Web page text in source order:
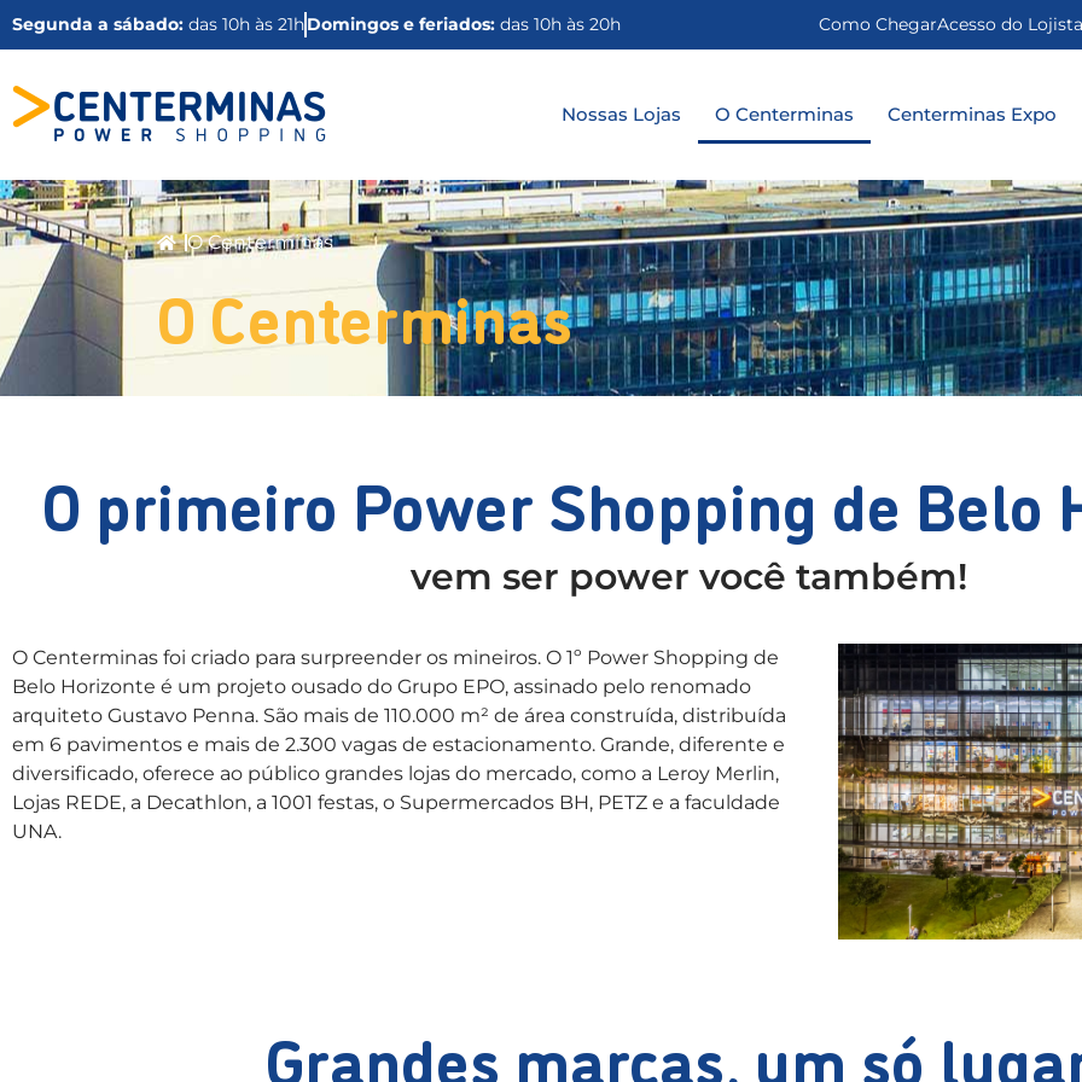
Segunda a sábado: das 10h às 21hDomingos e feriados: das 10h às 20h Como ChegarAcesso do Lojista
Nossas Lojas O Centerminas Centerminas Expo
O Centerminas
O Centerminas
O primeiro Power Shopping de Belo
vem ser power você também!
O Centerminas foi criado para surpreender os mineiros. O 1º Power Shopping de
Belo Horizonte é um projeto ousado do Grupo EPO, assinado pelo renomado
arquiteto Gustavo Penna. São mais de 110.000 m² de área construída, distribuída
em 6 pavimentos e mais de 2.300 vagas de estacionamento. Grande, diferente e
diversificado, oferece ao público grandes lojas do mercado, como a Leroy Merlin,
Lojas REDE, a Decathlon, a 1001 festas, o Supermercados BH, PETZ e a faculdade
UNA.
Grandes marcas, um só